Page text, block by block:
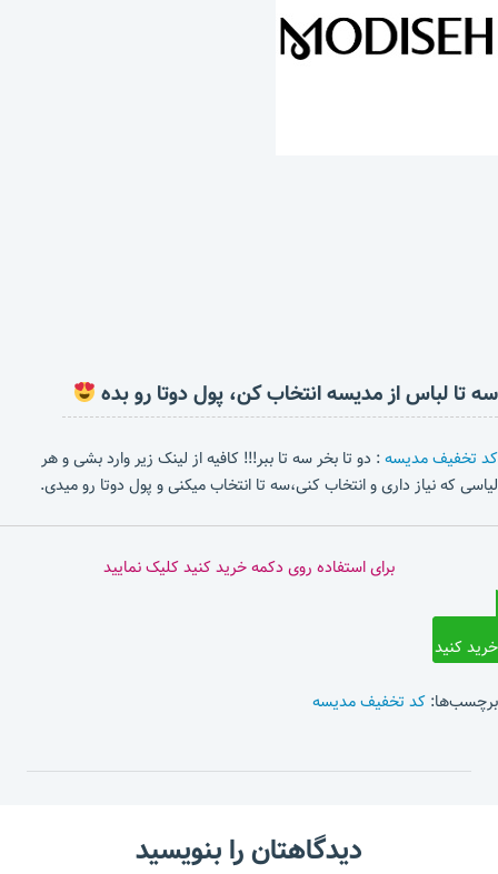
سه تا لباس از مدیسه انتخاب کن، پول دوتا رو بده
کد تخفیف مدیسه: دو تا بخر سه تا ببر!!! کافیه از لینک زیر وارد بشی و هر
لیاسی که نیاز داری و انتخاب کنی،سه تا انتخاب میکنی و پول دوتا رو میدی.
برای استفاده روی دکمه خرید کنید کلیک نمایید
خرید کنید
برچسب‌ها: کد تخفیف مدیسه
دیدگاهتان را بنویسید